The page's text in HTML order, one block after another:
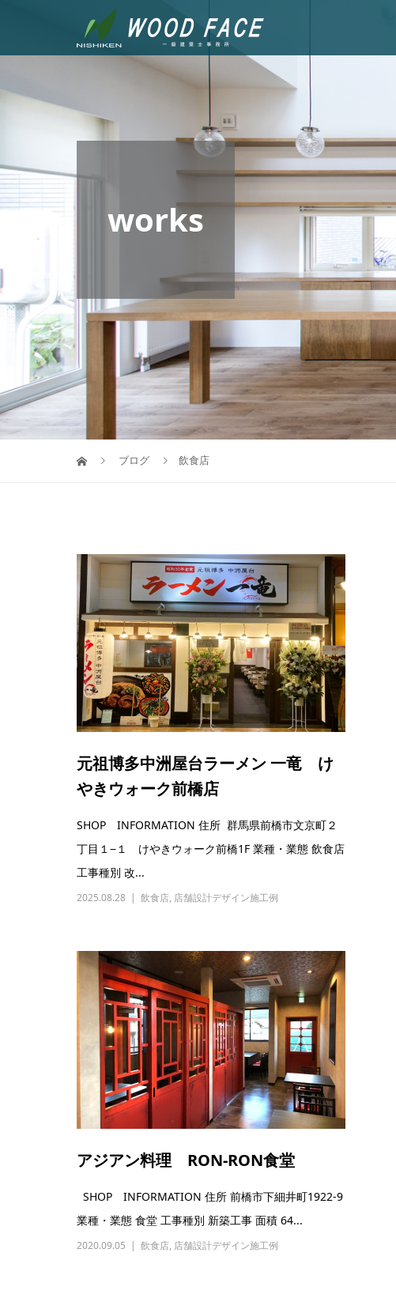
works
ブログ 飲食店
元祖博多中洲屋台ラーメン 一竜 け
やきウォーク前橋店
SHOP INFORMATION 住所 群馬県前橋市文京町２
丁目１−１ けやきウォーク前橋1F 業種・業態 飲食店
工事種別 改...
2025.08.28 飲食店, 店舗設計デザイン施工例
アジアン料理 RON-RON食堂
SHOP INFORMATION 住所 前橋市下細井町1922-9
業種・業態 食堂 工事種別 新築工事 面積 64...
2020.09.05 飲食店, 店舗設計デザイン施工例